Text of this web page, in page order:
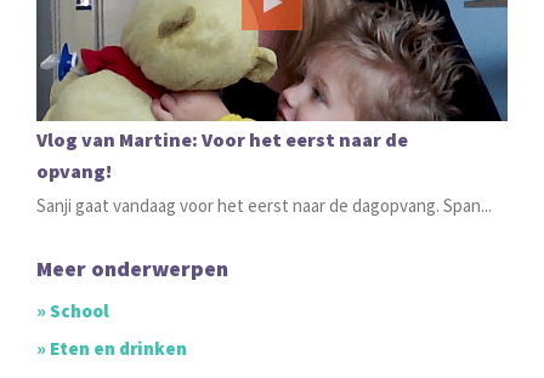
Vlog van Martine: Voor het eerst naar de
opvang!
Sanji gaat vandaag voor het eerst naar de dagopvang. Span...
Meer onderwerpen
» School
» Eten en drinken